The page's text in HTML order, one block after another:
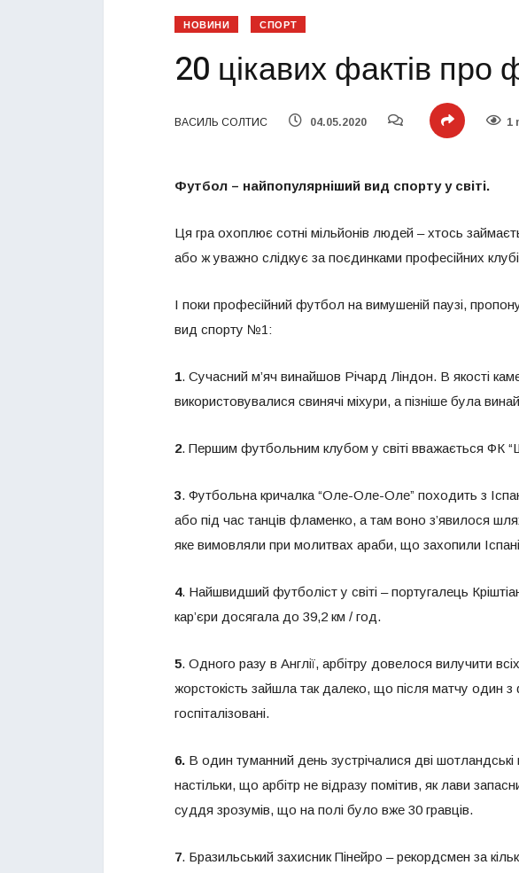
НОВИНИ СПОРТ
20 цікавих фактів про
ВАСИЛЬ СОЛТИС 04.05.2020 1
Футбол – найпопулярніший вид спорту у світі.
Ця гра охоплює сотні мільйонів людей – хтось
або ж уважно слідкує за поєдинками професійних
І поки професійний футбол на вимушеній паузі,
вид спорту №1:
1. Сучасний м’яч винайшов Річард Ліндон. В якості
використовувалися свинячі міхури, а пізніше була
2. Першим футбольним клубом у світі вважається ФК
3. Футбольна кричалка “Оле-Оле-Оле” походить з
або під час танців фламенко, а там воно з’явилося
яке вимовляли при молитвах араби, що захопили
4. Найшвидший футболіст у світі – португалець
кар’єри досягала до 39,2 км / год.
5. Одного разу в Англії, арбітру довелося вилучити
жорстокість зайшла так далеко, що після матчу один з
госпіталізовані.
6. В один туманний день зустрічалися дві
настільки, що арбітр не відразу помітив, як лави
суддя зрозумів, що на полі було вже 30 гравців.
7. Бразильський захисник Пінейро – рекордсмен за